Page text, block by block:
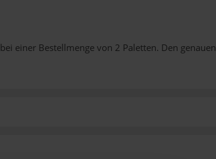
bei einer Bestellmenge von 2 Paletten. Den genauen